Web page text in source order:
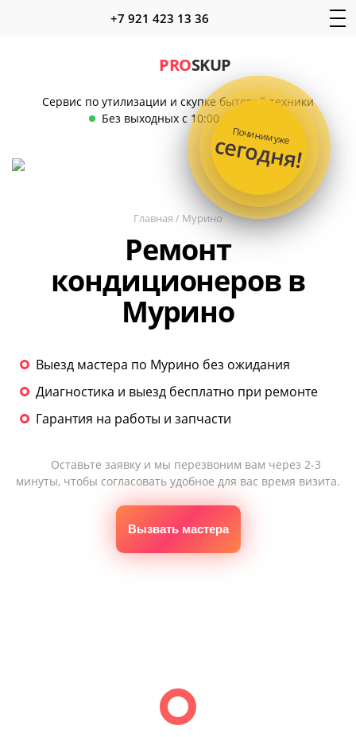
PROSKUP
Сервис по утилизации и скупке бытовой техники
Без выходных с 10:00 до 22:00
+7 921 423 13 36
Починим уже
сегодня!
Главная / Мурино
Ремонт
кондиционеров в
Мурино
Выезд мастера по Мурино без ожидания
Диагностика и выезд бесплатно при ремонте
Гарантия на работы и запчасти
Оставьте заявку и мы перезвоним вам через 2-3
минуты, чтобы согласовать удобное для вас время визита.
Вызвать мастера